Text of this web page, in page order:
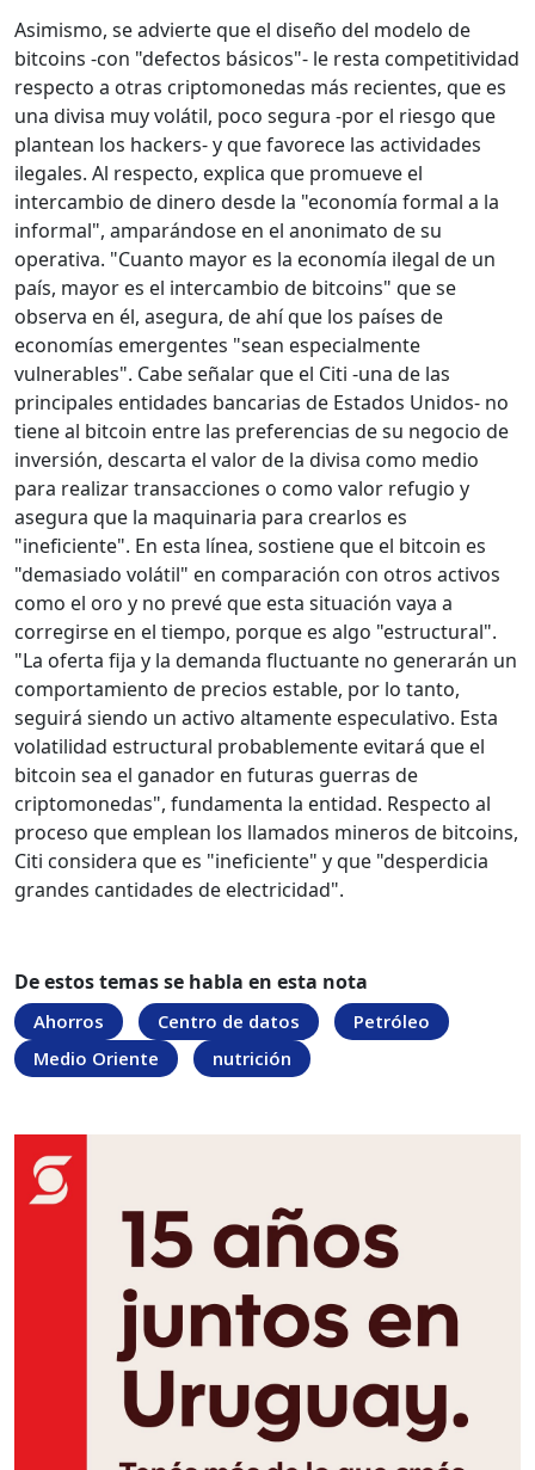
Asimismo, se advierte que el diseño del modelo de
bitcoins -con "defectos básicos"- le resta competitividad
respecto a otras criptomonedas más recientes, que es
una divisa muy volátil, poco segura -por el riesgo que
plantean los hackers- y que favorece las actividades
ilegales. Al respecto, explica que promueve el
intercambio de dinero desde la "economía formal a la
informal", amparándose en el anonimato de su
operativa. "Cuanto mayor es la economía ilegal de un
país, mayor es el intercambio de bitcoins" que se
observa en él, asegura, de ahí que los países de
economías emergentes "sean especialmente
vulnerables". Cabe señalar que el Citi -una de las
principales entidades bancarias de Estados Unidos- no
tiene al bitcoin entre las preferencias de su negocio de
inversión, descarta el valor de la divisa como medio
para realizar transacciones o como valor refugio y
asegura que la maquinaria para crearlos es
"ineficiente". En esta línea, sostiene que el bitcoin es
"demasiado volátil" en comparación con otros activos
como el oro y no prevé que esta situación vaya a
corregirse en el tiempo, porque es algo "estructural".
"La oferta fija y la demanda fluctuante no generarán un
comportamiento de precios estable, por lo tanto,
seguirá siendo un activo altamente especulativo. Esta
volatilidad estructural probablemente evitará que el
bitcoin sea el ganador en futuras guerras de
criptomonedas", fundamenta la entidad. Respecto al
proceso que emplean los llamados mineros de bitcoins,
Citi considera que es "ineficiente" y que "desperdicia
grandes cantidades de electricidad".
De estos temas se habla en esta nota
Ahorros Centro de datos
Petróleo
Medio Oriente
nutrición